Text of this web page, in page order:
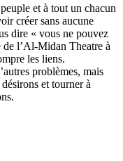
et à tout un chacun
créer sans aucune
dire « vous ne pouvez
de l’Al-Midan Theatre à
les liens.
problèmes, mais
et tourner à